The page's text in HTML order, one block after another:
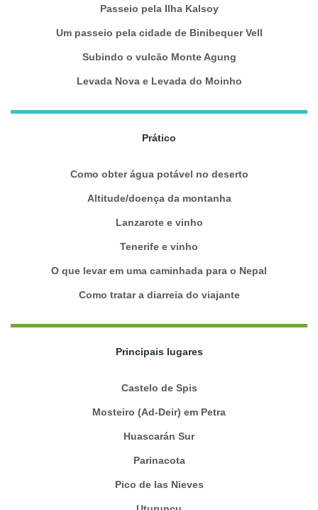
Passeio pela Ilha Kalsoy
Um passeio pela cidade de Binibequer Vell
Subindo o vulcão Monte Agung
Levada Nova e Levada do Moinho
Prático
Como obter água potável no deserto
Altitude/doença da montanha
Lanzarote e vinho
Tenerife e vinho
O que levar em uma caminhada para o Nepal
Como tratar a diarreia do viajante
Principais lugares
Castelo de Spis
Mosteiro (Ad-Deir) em Petra
Huascarán Sur
Parinacota
Pico de las Nieves